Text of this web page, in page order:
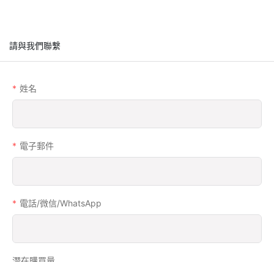
請與我們聯繫
姓名
電子郵件
電話/微信/WhatsApp